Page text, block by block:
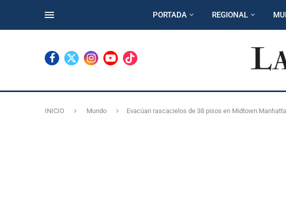
PORTADA REGIONAL
INICIO Mundo Evacúan rascacielos de 38 pisos en Midtown